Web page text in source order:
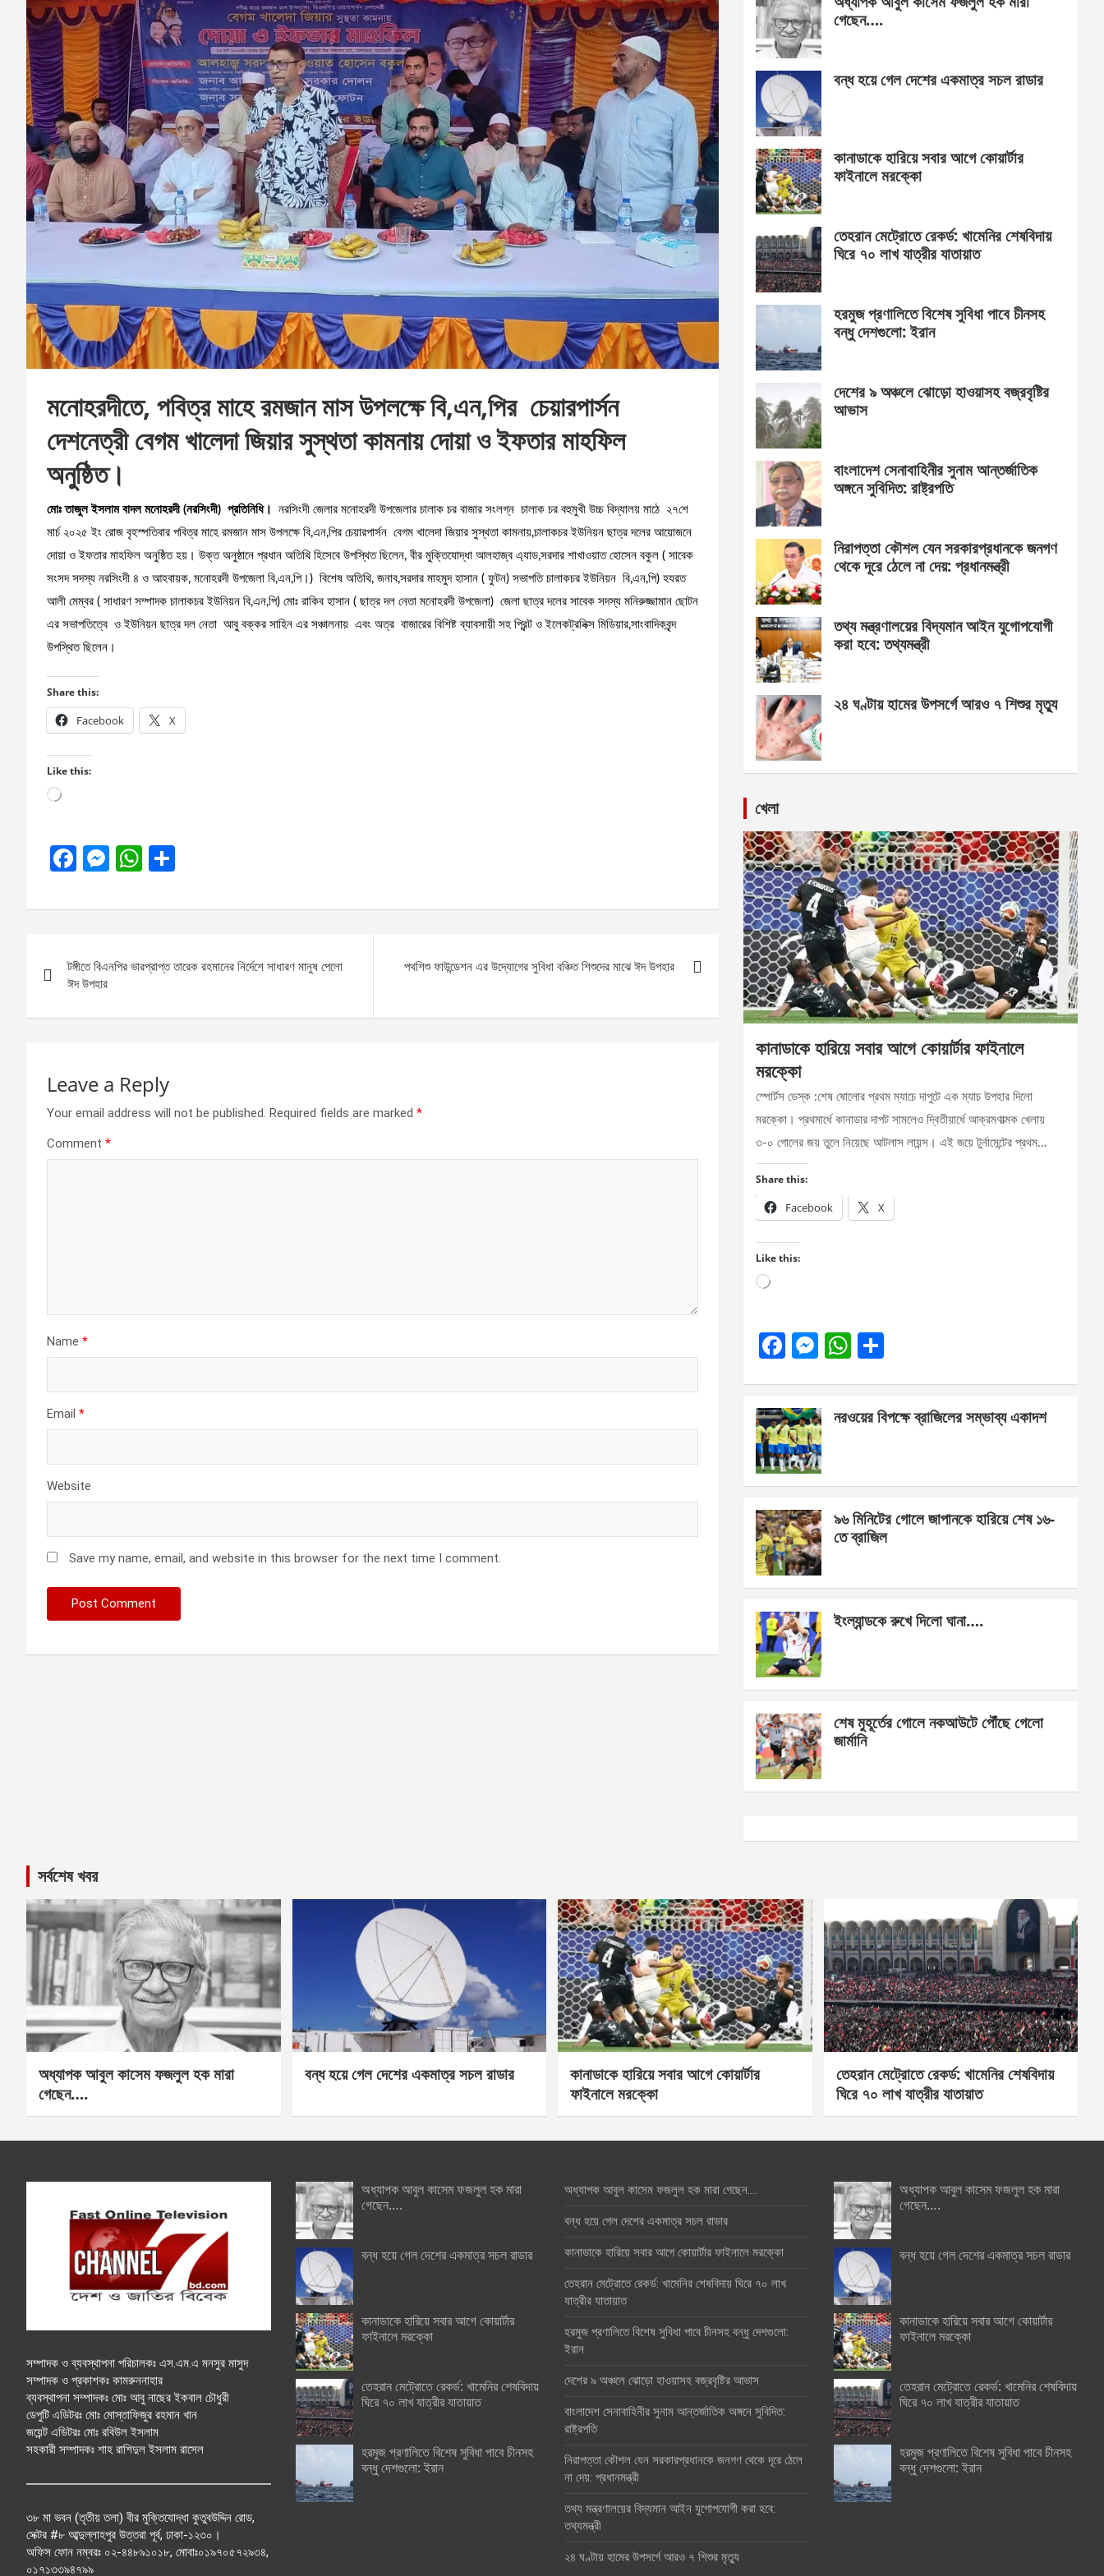
মনোহরদীতে, পবিত্র মাহে রমজান মাস উপলক্ষে বি,এন,পির চেয়ারপার্সন
দেশনেত্রী বেগম খালেদা জিয়ার সুস্থতা কামনায় দোয়া ও ইফতার মাহফিল
অনুষ্ঠিত।
মোঃ তাজুল ইসলাম বাদল মনোহরদী (নরসিংদী) প্রতিনিধি।
নরসিংদী জেলার মনোহরদী উপজেলার চালাক চর বাজার সংলগ্ন চালাক চর বহুমুখী উচ্চ বিদ্যালয় মাঠে ২৭শে
মার্চ ২০২৫ ইং রোজ বৃহস্পতিবার পবিত্র মাহে রমজান মাস উপলক্ষে বি,এন,পির চেয়ারপার্সন বেগম খালেদা জিয়ার সুস্থতা কামনায়,চালাকচর ইউনিয়ন ছাত্র দলের আয়োজনে
দোয়া ও ইফতার মাহফিল অনুষ্ঠিত হয়। উক্ত অনুষ্ঠানে প্রধান অতিথি হিসেবে উপস্থিত ছিলেন, বীর মুক্তিযোদ্ধা আলহাজ্ব এ্যাড,সরদার শাখাওয়াত হোসেন বকুল ( সাবেক
সংসদ সদস্য নরসিংদী ৪ ও আহবায়ক, মনোহরদী উপজেলা বি,এন,পি।) বিশেষ অতিথি, জনাব,সরদার মাহমুদ হাসান ( ফুটন) সভাপতি চালাকচর ইউনিয়ন বি,এন,পি) হযরত
আলী মেম্বর ( সাধারণ সম্পাদক চালাকচর ইউনিয়ন বি,এন,পি) মোঃ রাকিব হাসান ( ছাত্র দল নেতা মনোহরদী উপজেলা) জেলা ছাত্র দলের সাবেক সদস্য মনিরুজ্জামান ছোটন
এর সভাপতিত্বে ও ইউনিয়ন ছাত্র দল নেতা আবু বক্কর সাহিন এর সঞ্চালনায় এবং অত্র বাজারের বিশিষ্ট ব্যাবসায়ী সহ প্রিন্ট ও ইলেকট্রনিক্স মিডিয়ার,সাংবাদিকবৃন্দ
উপস্থিত ছিলেন।
Share this:
Facebook X
Like this:
Loading…
F
ce
o
o
k
M
se
g
W
at
A
p
ar
navigation
টঙ্গীতে বিএনপির ভারপ্রাপ্ত তারেক রহমানের নির্দেশে সাধারণ মানুষ পেলো
ঈদ উপহার
পথশিশু ফাউন্ডেশন এর উদ্যোগের সুবিধা বঞ্চিত শিশুদের মাঝে ঈদ উপহার
Leave a Reply
Your email address will not be published. Required fields are marked *
Comment *
Name *
Email *
Website
Save my name, email, and website in this browser for the next time I comment.
গেছেন….
বন্ধ হয়ে গেল দেশের একমাত্র সচল রাডার
কানাডাকে হারিয়ে সবার আগে কোয়ার্টার
ফাইনালে মরক্কো
তেহরান মেট্রোতে রেকর্ড: খামেনির শেষবিদায়
ঘিরে ৭০ লাখ যাত্রীর যাতায়াত
হরমুজ প্রণালিতে বিশেষ সুবিধা পাবে চীনসহ
বন্ধু দেশগুলো: ইরান
দেশের ৯ অঞ্চলে ঝোড়ো হাওয়াসহ বজ্রবৃষ্টির
আভাস
বাংলাদেশ সেনাবাহিনীর সুনাম আন্তর্জাতিক
অঙ্গনে সুবিদিত: রাষ্ট্রপতি
নিরাপত্তা কৌশল যেন সরকারপ্রধানকে জনগণ
থেকে দূরে ঠেলে না দেয়: প্রধানমন্ত্রী
তথ্য মন্ত্রণালয়ের বিদ্যমান আইন যুগোপযোগী
করা হবে: তথ্যমন্ত্রী
২৪ ঘণ্টায় হামের উপসর্গে আরও ৭ শিশুর মৃত্যু
খেলা
কানাডাকে হারিয়ে সবার আগে কোয়ার্টার ফাইনালে
মরক্কো
স্পোর্টস ডেস্ক :শেষ ষোলোর প্রথম ম্যাচে দাপুটে এক ম্যাচ উপহার দিলো
মরক্কো। প্রথমার্ধে কানাডার দাপট সামলেও দ্বিতীয়ার্ধে আক্রমণাত্মক খেলায়
৩-০ গোলের জয় তুলে নিয়েছে আটলাস লায়ন্স। এই জয়ে টুর্নামেন্টের প্রথম…
Share this:
Facebook X
Like this:
Loading…
F
b
o
o
k
M
n
g
er
W
s
p
e
নরওয়ের বিপক্ষে ব্রাজিলের সম্ভাব্য একাদশ
৯৬ মিনিটের গোলে জাপানকে হারিয়ে শেষ ১৬-
তে ব্রাজিল
ইংল্যান্ডকে রুখে দিলো ঘানা….
শেষ মুহূর্তের গোলে নকআউটে পৌঁছে গেলো
জার্মানি
সর্বশেষ খবর
অধ্যাপক আবুল কাসেম ফজলুল হক মারা
গেছেন….
বন্ধ হয়ে গেল দেশের একমাত্র সচল রাডার
কানাডাকে হারিয়ে সবার আগে কোয়ার্টার
ফাইনালে মরক্কো
তেহরান মেট্রোতে রেকর্ড: খামেনির শেষবিদায়
ঘিরে ৭০ লাখ যাত্রীর যাতায়াত
সম্পাদক ও ব্যবস্থাপনা পরিচালকঃ এস.এম.এ মনসুর মাসুদ
সম্পাদক ও প্রকাশকঃ কামরুননাহার
ব্যবস্থাপনা সম্পাদকঃ মোঃ আবু নাছের ইকবাল চৌধুরী
ডেপুটি এডিটরঃ মোঃ মোস্তাফিজুর রহমান খান
জয়েন্ট এডিটরঃ মোঃ রবিউল ইসলাম
সহকারী সম্পাদকঃ শাহ রাশিদুল ইসলাম রাসেল
৩৮ মা ভবন (তৃতীয় তলা) বীর মুক্তিযোদ্ধা কুতুবউদ্দিন রোড,
সেক্টর #৮ আব্দুল্লাহপুর উত্তরা পূর্ব, ঢাকা-১২৩০।
অফিস ফোন নম্বরঃ ০২-৪৪৮৯১০১৮, মোবাঃ০১৯৭০৫৭২৯৩৪,
০১৭১৩৩৯৪৭৯৯
অধ্যাপক আবুল কাসেম ফজলুল হক মারা
গেছেন….
বন্ধ হয়ে গেল দেশের একমাত্র সচল রাডার
কানাডাকে হারিয়ে সবার আগে কোয়ার্টার
ফাইনালে মরক্কো
তেহরান মেট্রোতে রেকর্ড: খামেনির শেষবিদায়
ঘিরে ৭০ লাখ যাত্রীর যাতায়াত
হরমুজ প্রণালিতে বিশেষ সুবিধা পাবে চীনসহ
বন্ধু দেশগুলো: ইরান
অধ্যাপক আবুল কাসেম ফজলুল হক মারা গেছেন….
বন্ধ হয়ে গেল দেশের একমাত্র সচল রাডার
কানাডাকে হারিয়ে সবার আগে কোয়ার্টার ফাইনালে মরক্কো
তেহরান মেট্রোতে রেকর্ড: খামেনির শেষবিদায় ঘিরে ৭০ লাখ
যাত্রীর যাতায়াত
হরমুজ প্রণালিতে বিশেষ সুবিধা পাবে চীনসহ বন্ধু দেশগুলো:
ইরান
দেশের ৯ অঞ্চলে ঝোড়ো হাওয়াসহ বজ্রবৃষ্টির আভাস
বাংলাদেশ সেনাবাহিনীর সুনাম আন্তর্জাতিক অঙ্গনে সুবিদিত:
রাষ্ট্রপতি
নিরাপত্তা কৌশল যেন সরকারপ্রধানকে জনগণ থেকে দূরে ঠেলে
না দেয়: প্রধানমন্ত্রী
তথ্য মন্ত্রণালয়ের বিদ্যমান আইন যুগোপযোগী করা হবে:
তথ্যমন্ত্রী
২৪ ঘণ্টায় হামের উপসর্গে আরও ৭ শিশুর মৃত্যু
অধ্যাপক আবুল কাসেম ফজলুল হক মারা
গেছেন….
বন্ধ হয়ে গেল দেশের একমাত্র সচল রাডার
কানাডাকে হারিয়ে সবার আগে কোয়ার্টার
ফাইনালে মরক্কো
তেহরান মেট্রোতে রেকর্ড: খামেনির শেষবিদায়
ঘিরে ৭০ লাখ যাত্রীর যাতায়াত
হরমুজ প্রণালিতে বিশেষ সুবিধা পাবে চীনসহ
বন্ধু দেশগুলো: ইরান